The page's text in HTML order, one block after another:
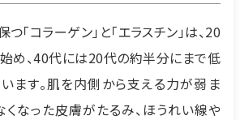
「コラーゲン」と「エラスチン」は、20
め、40代には20代の約半分にまで低
ます。肌を内側から支える力が弱ま
くなった皮膚がたるみ、ほうれい線や